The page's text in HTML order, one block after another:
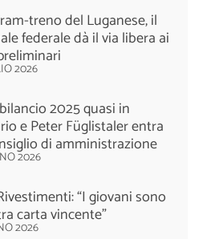
treno del Luganese, il
federale dà il via libera ai
2026
2025 quasi in
e Peter Füglistaler entra
di amministrazione
2026
“I giovani sono
carta vincente”
2026